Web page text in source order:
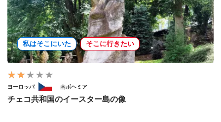
私はそこにいた そこに行きたい
ヨーロッパ 南ボヘミア
チェコ共和国のイースター島の像